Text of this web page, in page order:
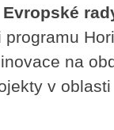
Evropské
na
v oblasti